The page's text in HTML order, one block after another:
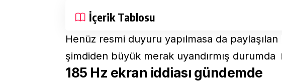
İçerik Tablosu
Henüz resmi duyuru yapılmasa da
şimdiden büyük merak uyandırmış durumda
185 Hz ekran iddiası gündemde